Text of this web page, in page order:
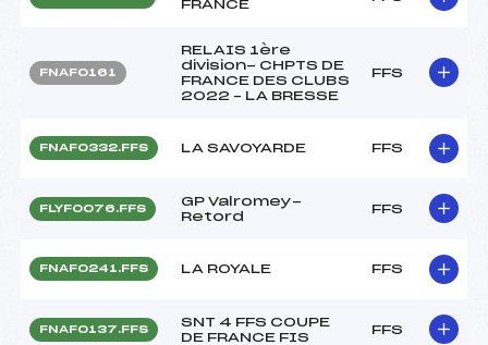
FRANCE
FNAF0161
RELAIS 1ère
division- CHPTS DE
FRANCE DES CLUBS
2022 – LA BRESSE
FFS
FNAF0332.FFS LA SAVOYARDE FFS
FLYF0076.FFS
GP Valromey-
Retord
FFS
FNAF0241.FFS LA ROYALE FFS
FNAF0137.FFS
SNT 4 FFS COUPE
DE FRANCE FIS
FFS